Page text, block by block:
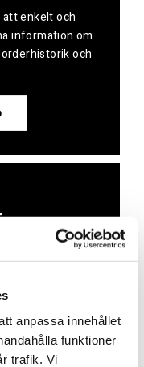
anpassa innehållet
funktioner
trafik. Vi
enkelt och
information om
och
hjälp?